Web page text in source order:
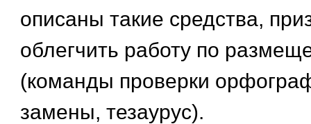
описаны такие средства,
облегчить работу по
(команды проверки
замены, тезаурус).